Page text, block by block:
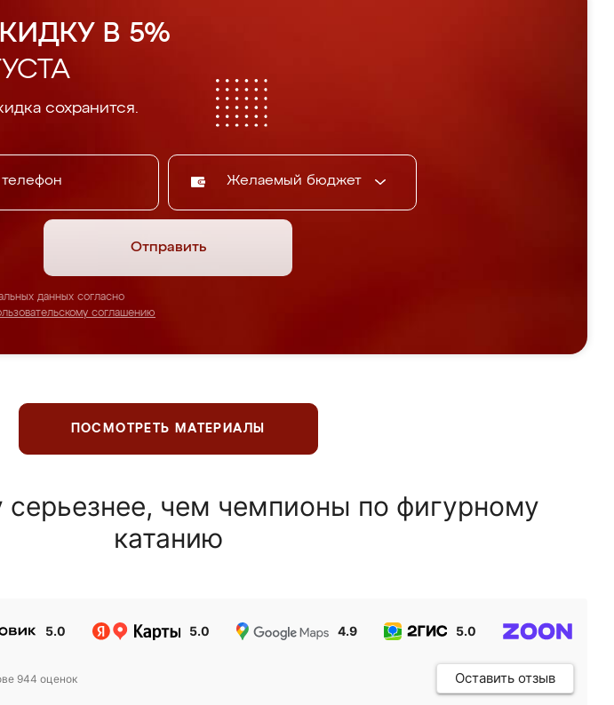
В 5%
сохранится.
Желаемый бюджет
Отправить
данных согласно
соглашению
ПОСМОТРЕТЬ МАТЕРИАЛЫ
чем чемпионы по фигурному
катанию
5.0 5.0 4.9 5.0
944 оценок Оставить отзыв